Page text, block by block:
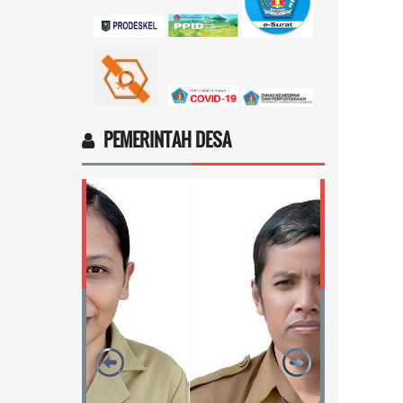
sosial dari pemerintah...selengkapnya
17 November 2025 11:18:28
PEMERINTAH DESA